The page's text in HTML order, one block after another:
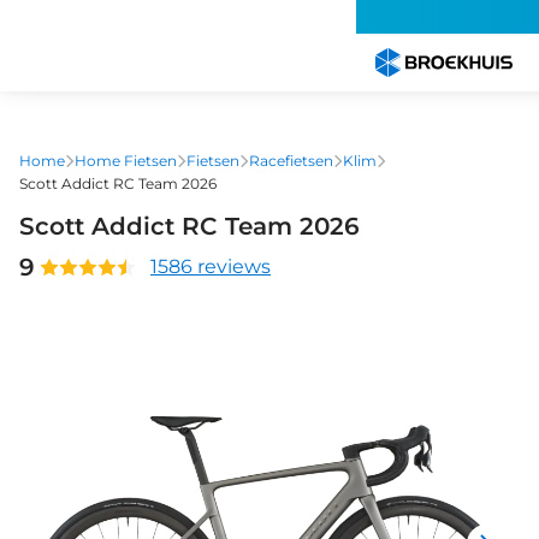
gaan
Home Home Fietsen Fietsen Racefietsen
Klim
Scott Addict RC Team 2026
Scott Addict RC Team 2026
9
1586 reviews